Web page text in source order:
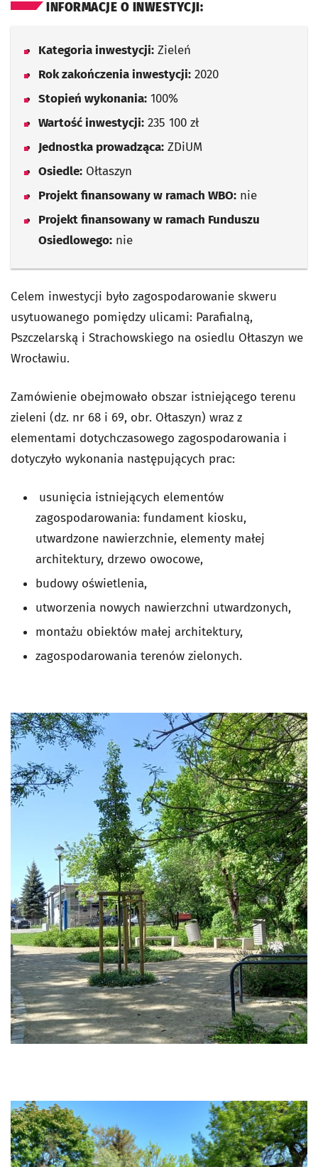
INFORMACJE O INWESTYCJI:
Kategoria inwestycji: Zieleń
Rok zakończenia inwestycji: 2020
Stopień wykonania: 100%
Wartość inwestycji: 235 100 zł
Jednostka prowadząca: ZDiUM
Osiedle: Ołtaszyn
Projekt finansowany w ramach WBO: nie
Projekt finansowany w ramach Funduszu
Osiedlowego: nie
Celem inwestycji było zagospodarowanie skweru
usytuowanego pomiędzy ulicami: Parafialną,
Pszczelarską i Strachowskiego na osiedlu Ołtaszyn we
Wrocławiu.
Zamówienie obejmowało obszar istniejącego terenu
zieleni (dz. nr 68 i 69, obr. Ołtaszyn) wraz z
elementami dotychczasowego zagospodarowania i
dotyczyło wykonania następujących prac:
usunięcia istniejących elementów
zagospodarowania: fundament kiosku,
utwardzone nawierzchnie, elementy małej
architektury, drzewo owocowe,
budowy oświetlenia,
utworzenia nowych nawierzchni utwardzonych,
montażu obiektów małej architektury,
zagospodarowania terenów zielonych.